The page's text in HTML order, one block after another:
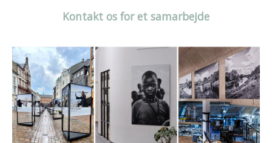
Kontakt os for et samarbejde